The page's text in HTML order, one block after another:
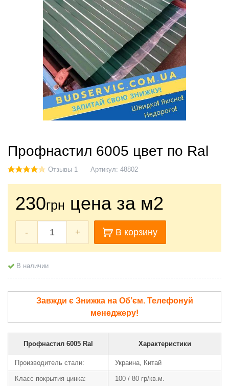
Профнастил 6005 цвет по Ral
Отзывы 1 Артикул: 48802
230грн цена за м2
- + В корзину
В наличии
Завжди є Знижка на Об’єм. Телефонуй
менеджеру!
Профнастил 6005 Ral Характеристики
Производитель стали: Украина, Китай
Класс покрытия цинка: 100 / 80 гр/кв.м.